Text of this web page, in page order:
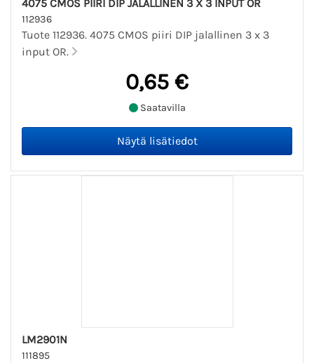
4075 CMOS PIIRI DIP JALALLINEN 3 X 3 INPUT OR
112936
Tuote 112936. 4075 CMOS piiri DIP jalallinen 3 x 3
input OR.
0,65 €
Saatavilla
LM2901N
111895